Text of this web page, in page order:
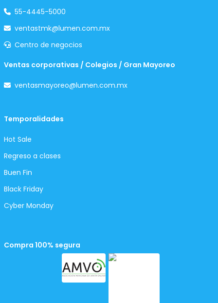
55-4445-5000
ventastmk@lumen.com.mx
Centro de negocios
Ventas corporativas / Colegios / Gran Mayoreo
ventasmayoreo@lumen.com.mx
Temporalidades
Hot Sale
Regreso a clases
Buen Fin
Black Friday
Cyber Monday
Compra 100% segura